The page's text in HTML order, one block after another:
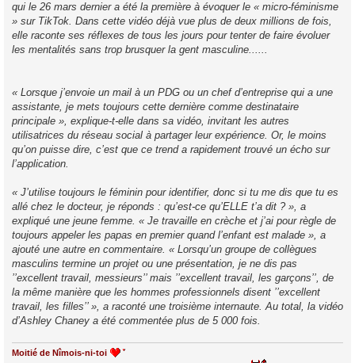
qui le 26 mars dernier a été la première à évoquer le « micro-féminisme
» sur TikTok. Dans cette vidéo déjà vue plus de deux millions de fois,
elle raconte ses réflexes de tous les jours pour tenter de faire évoluer
les mentalités sans trop brusquer la gent masculine......
« Lorsque j’envoie un mail à un PDG ou un chef d’entreprise qui a une
assistante, je mets toujours cette dernière comme destinataire
principale », explique-t-elle dans sa vidéo, invitant les autres
utilisatrices du réseau social à partager leur expérience. Or, le moins
qu’on puisse dire, c’est que ce trend a rapidement trouvé un écho sur
l’application.
« J’utilise toujours le féminin pour identifier, donc si tu me dis que tu es
allé chez le docteur, je réponds : qu’est-ce qu’ELLE t’a dit ? », a
expliqué une jeune femme. « Je travaille en crèche et j’ai pour règle de
toujours appeler les papas en premier quand l’enfant est malade », a
ajouté une autre en commentaire. « Lorsqu’un groupe de collègues
masculins termine un projet ou une présentation, je ne dis pas
’’excellent travail, messieurs’’ mais ’’excellent travail, les garçons’’, de
la même manière que les hommes professionnels disent ’’excellent
travail, les filles’’ », a raconté une troisième internaute. Au total, la vidéo
d’Ashley Chaney a été commentée plus de 5 000 fois.
Moitié de Nîmois-ni-toi